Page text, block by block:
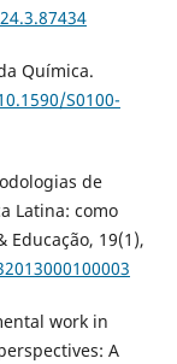
Química.
S0100-
de
Latina: como
Educação, 19(1),
work in
A